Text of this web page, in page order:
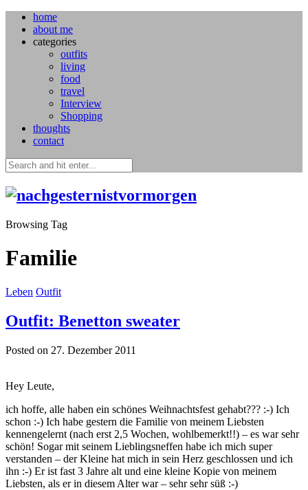
home
about me
categories
outfits
living
food
travel
Interview
Shopping
thoughts
contact
Browsing Tag
Familie
Leben Outfit
Outfit: Benetton sweater
Posted on 27. Dezember 2011
Hey Leute,
ich hoffe, alle haben ein schönes Weihnachtsfest gehabt??? :-) Ich
schon :-) Ich habe gestern die Familie von meinem Liebsten
kennengelernt (nach erst 2,5 Wochen, wohlbemerkt!!) – es war sehr
schön! Sogar mit seinem Lieblingsneffen habe ich mich super
verstanden – der Kleine hat mich in sein Herz geschlossen und ich
ihn :-) Er ist fast 3 Jahre alt und eine kleine Kopie von meinem
Liebsten, als er in diesem Alter war – sehr sehr süß :-)